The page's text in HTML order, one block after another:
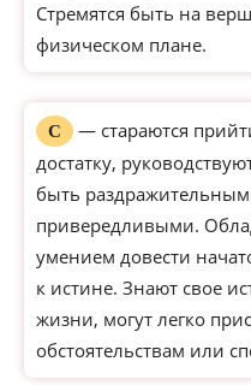
Стремятся быть на
физическом плане.
С
— стараются
достатку,
быть
привередливыми.
умением довести
к истине. Знают свое
жизни, могут легко
обстоятельствам или